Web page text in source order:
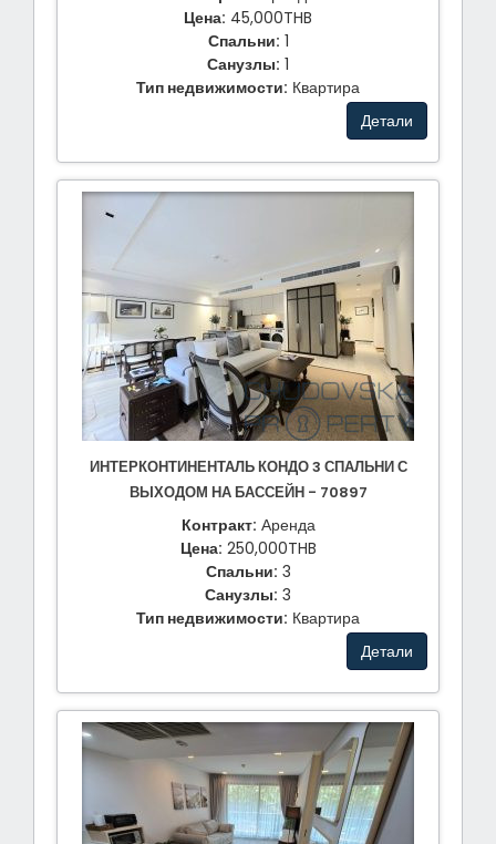
Цена: 45,000THB
Спальни: 1
Санузлы: 1
Тип недвижимости: Квартира
Детали
ИНТЕРКОНТИНЕНТАЛЬ КОНДО 3 СПАЛЬНИ С
ВЫХОДОМ НА БАССЕЙН - 70897
Контракт: Аренда
Цена: 250,000THB
Спальни: 3
Санузлы: 3
Тип недвижимости: Квартира
Детали